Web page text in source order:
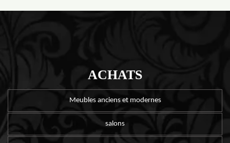
ACHATS
Meubles anciens et modernes
salons